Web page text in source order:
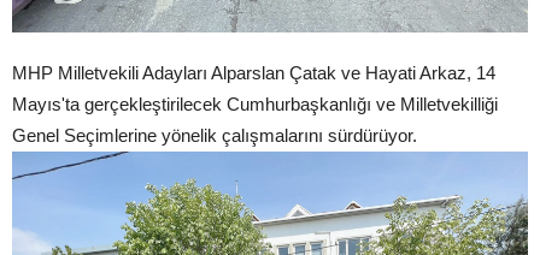
MHP Milletvekili Adayları Alparslan Çatak ve Hayati Arkaz, 14
Mayıs'ta gerçekleştirilecek Cumhurbaşkanlığı ve Milletvekilliği
Genel Seçimlerine yönelik çalışmalarını sürdürüyor.